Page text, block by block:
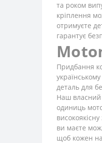
та роком
кріплення
отримуєте
гарантує
Придбання
деталь для
Наш власний
одиниць
ви маєте
щоб кожен